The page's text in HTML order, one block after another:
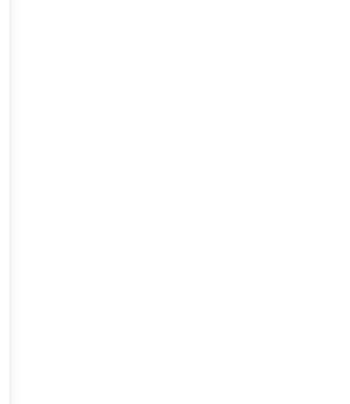
Brandão, localizada na
quinta-feira, dia 08 de
Cônego Maria Mesquita,
das atividades alusivas
em 1934 e destina-se a
do Brasil.